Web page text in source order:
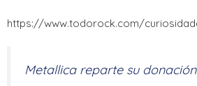
https://www.todorock.com/
Metallica reparte su